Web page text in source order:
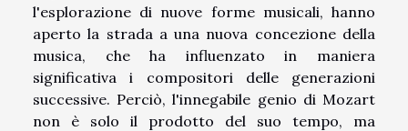
l'esplorazione di nuove forme musicali, hanno
aperto la strada a una nuova concezione della
musica, che ha influenzato in maniera
significativa i compositori delle generazioni
successive. Perciò, l'innegabile genio di Mozart
non è solo il prodotto del suo tempo, ma